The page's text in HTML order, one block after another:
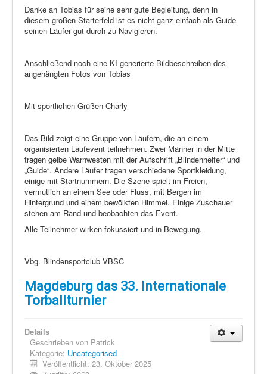
Danke an Tobias für seine sehr gute Begleitung, denn in
diesem großen Starterfeld ist es nicht ganz einfach als Guide
seinen Läufer gut durch zu Navigieren.
Anschließend noch eine KI generierte Bildbeschreiben des
angehängten Fotos von Tobias
Mit sportlichen Grüßen Charly
Das Bild zeigt eine Gruppe von Läufern, die an einem
organisierten Laufevent teilnehmen. Zwei Männer in der Mitte
tragen gelbe Warnwesten mit der Aufschrift „Blindenhelfer“ und
„Guide“. Andere Läufer tragen verschiedene Sportkleidung,
einige mit Startnummern. Die Szene spielt im Freien,
vermutlich an einem See oder Fluss, mit Bergen im
Hintergrund und einem bewölkten Himmel. Einige Zuschauer
stehen am Rand und beobachten das Event.
Alle Teilnehmer wirken fokussiert und in Bewegung.
Vbg. Blindensportclub VBSC
Magdeburg das 33. Internationale
Torballturnier
Details
Geschrieben von Patrick
Kategorie: Uncategorised
Veröffentlicht: 23. Oktober 2025